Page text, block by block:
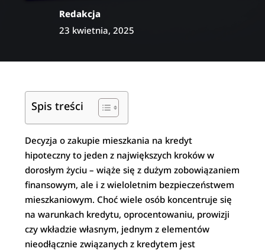
Redakcja
23 kwietnia, 2025
Spis treści
Decyzja o zakupie mieszkania na kredyt
hipoteczny to jeden z największych kroków w
dorosłym życiu – wiąże się z dużym zobowiązaniem
finansowym, ale i z wieloletnim bezpieczeństwem
mieszkaniowym. Choć wiele osób koncentruje się
na warunkach kredytu, oprocentowaniu, prowizji
czy wkładzie własnym, jednym z elementów
nieodłącznie związanych z kredytem jest